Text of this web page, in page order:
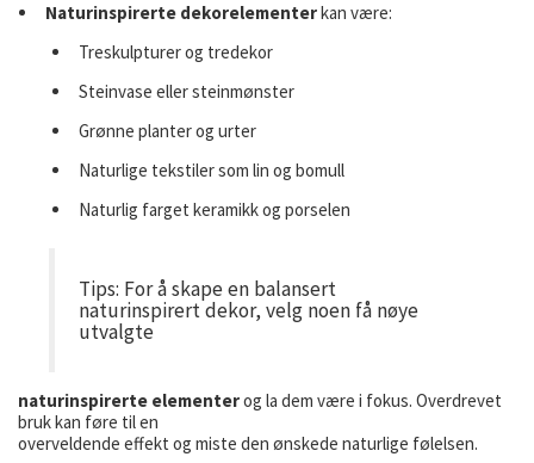
Naturinspirerte dekorelementerkan være:
Treskulpturer og tredekor
Steinvase eller steinmønster
Grønne planter og urter
Naturlige tekstiler som lin og bomull
Naturlig farget keramikk og porselen
Tips: For å skape en balansert
naturinspirert dekor, velg noen få nøye
utvalgte
naturinspirerte elementerog la dem være i fokus. Overdrevet
bruk kan føre til en
overveldende effekt og miste den ønskede naturlige følelsen.